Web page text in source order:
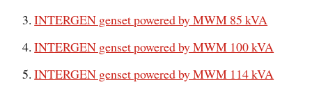
INTERGEN genset powered by MWM 85 kVA
INTERGEN genset powered by MWM 100 kVA
INTERGEN genset powered by MWM 114 kVA